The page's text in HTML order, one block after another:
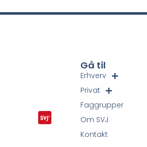
Gå til
Erhverv
Privat
Faggrupper
Om SVJ
Kontakt